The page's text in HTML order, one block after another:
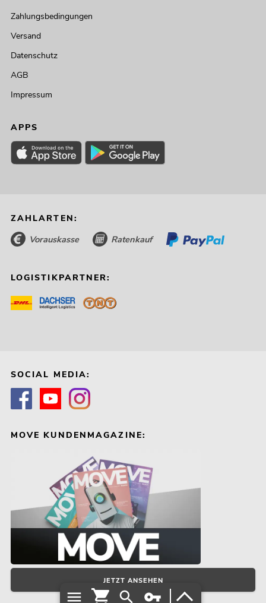
Zahlungsbedingungen
Versand
Datenschutz
AGB
Impressum
APPS
ZAHLARTEN:
Vorauskasse Ratenkauf
LOGISTIKPARTNER:
SOCIAL MEDIA:
MOVE KUNDENMAGAZINE:
JETZT ANSEHEN